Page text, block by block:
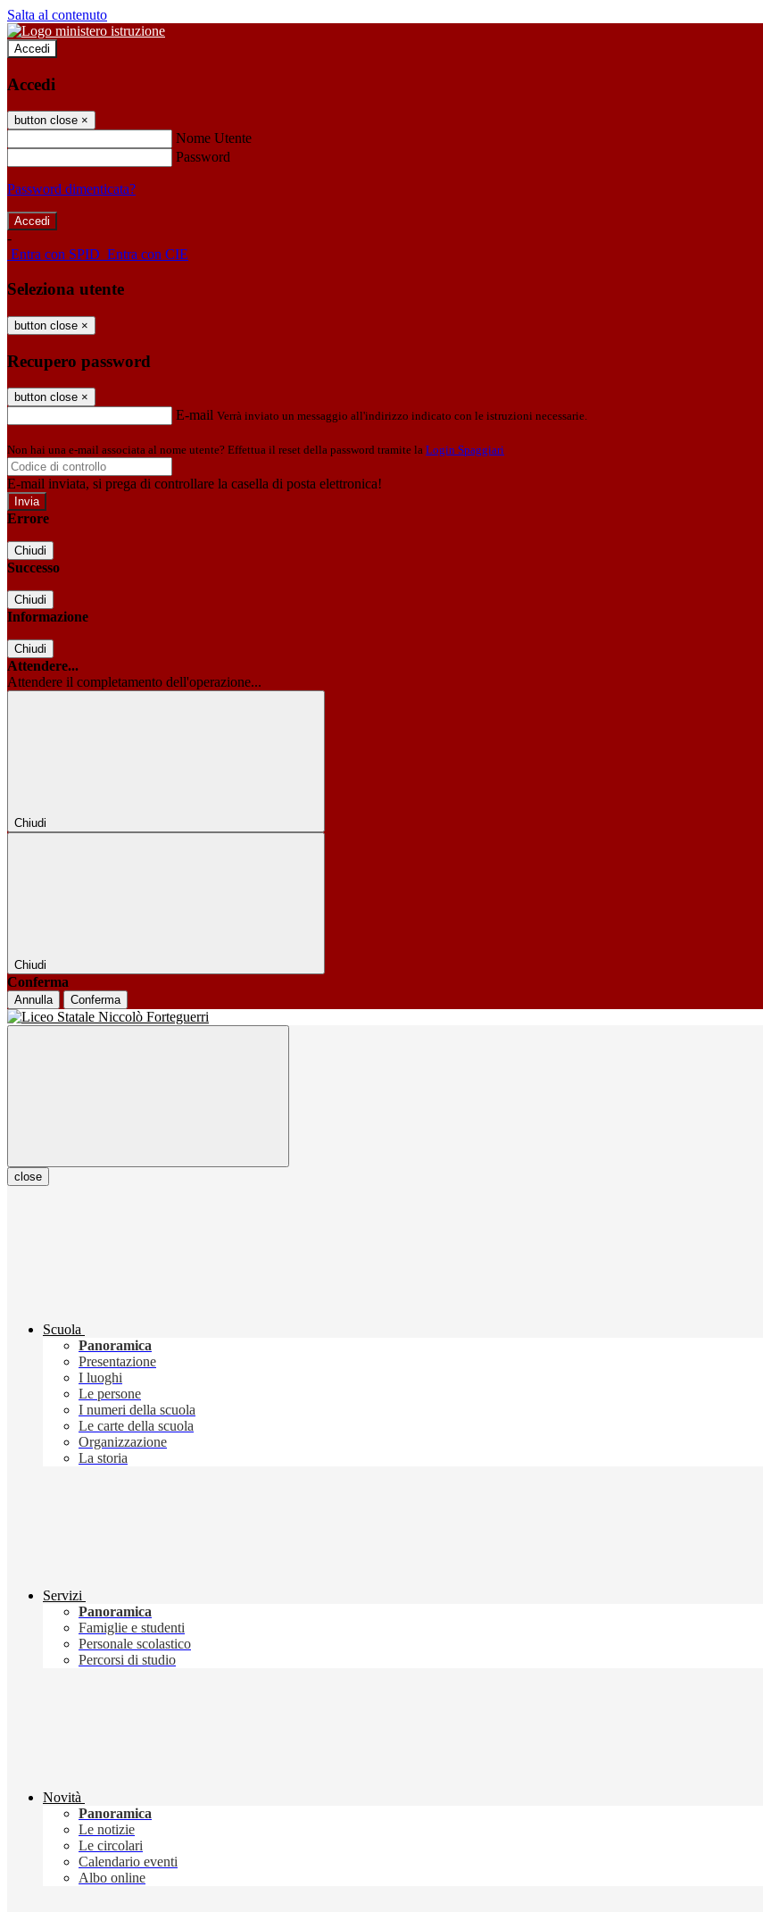
Salta al contenuto
Accedi
Accedi
button close ×
Nome Utente
Password
Password dimenticata?
-
Entra con SPID Entra con CIE
Seleziona utente
button close ×
Recupero password
button close ×
E-mail Verrà inviato un messaggio all'indirizzo indicato con le istruzioni necessarie.
Non hai una e-mail associata al nome utente? Effettua il reset della password tramite la Login Spaggiari
E-mail inviata, si prega di controllare la casella di posta elettronica!
Errore
Chiudi
Successo
Chiudi
Informazione
Chiudi
Attendere...
Attendere il completamento dell'operazione...
Chiudi
Chiudi
Conferma
Annulla Conferma
close
Scuola
Panoramica
Presentazione
I luoghi
Le persone
I numeri della scuola
Le carte della scuola
Organizzazione
La storia
Servizi
Panoramica
Famiglie e studenti
Personale scolastico
Percorsi di studio
Novità
Panoramica
Le notizie
Le circolari
Calendario eventi
Albo online